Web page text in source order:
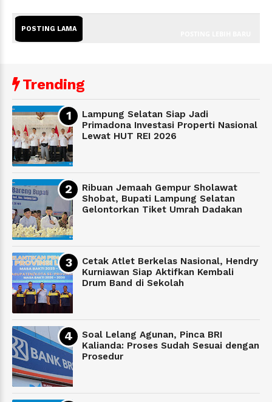
POSTING LAMA
Trending
Lampung Selatan Siap Jadi
Primadona Investasi Properti Nasional
Lewat HUT REI 2026
Ribuan Jemaah Gempur Sholawat
Shobat, Bupati Lampung Selatan
Gelontorkan Tiket Umrah Dadakan
Cetak Atlet Berkelas Nasional, Hendry
Kurniawan Siap Aktifkan Kembali
Drum Band di Sekolah
Soal Lelang Agunan, Pinca BRI
Kalianda: Proses Sudah Sesuai dengan
Prosedur